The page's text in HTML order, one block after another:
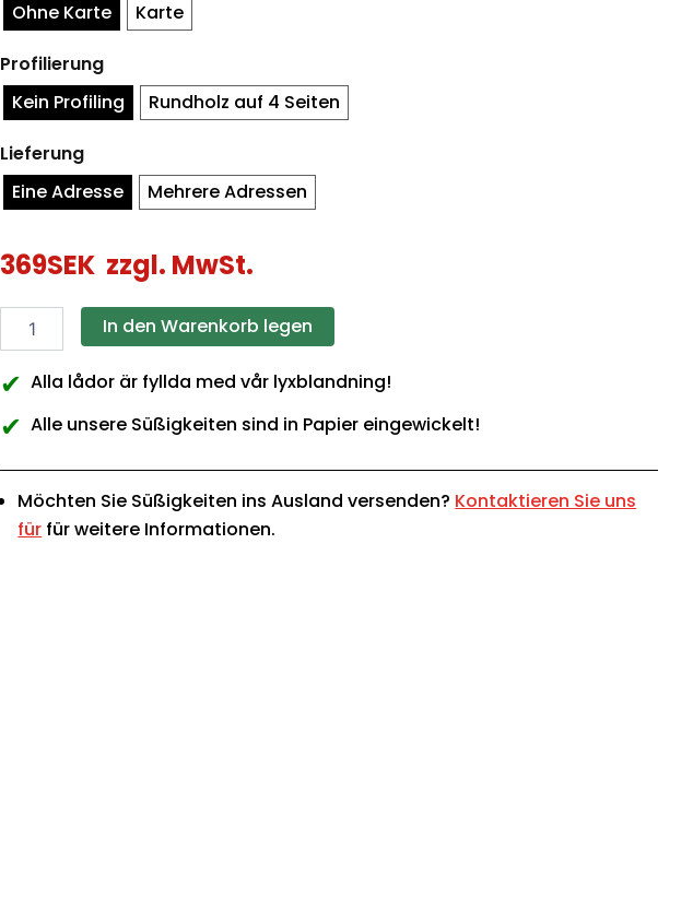
Ohne Karte
Karte
Profilierung
Kein Profiling
Rundholz auf 4 Seiten
Lieferung
Eine Adresse
Mehrere Adressen
369SEK zzgl. MwSt.
In den Warenkorb legen
✔ Alla lådor är fyllda med vår lyxblandning!
✔ Alle unsere Süßigkeiten sind in Papier eingewickelt!
Möchten Sie Süßigkeiten ins Ausland versenden? Kontaktieren Sie uns
für für weitere Informationen.